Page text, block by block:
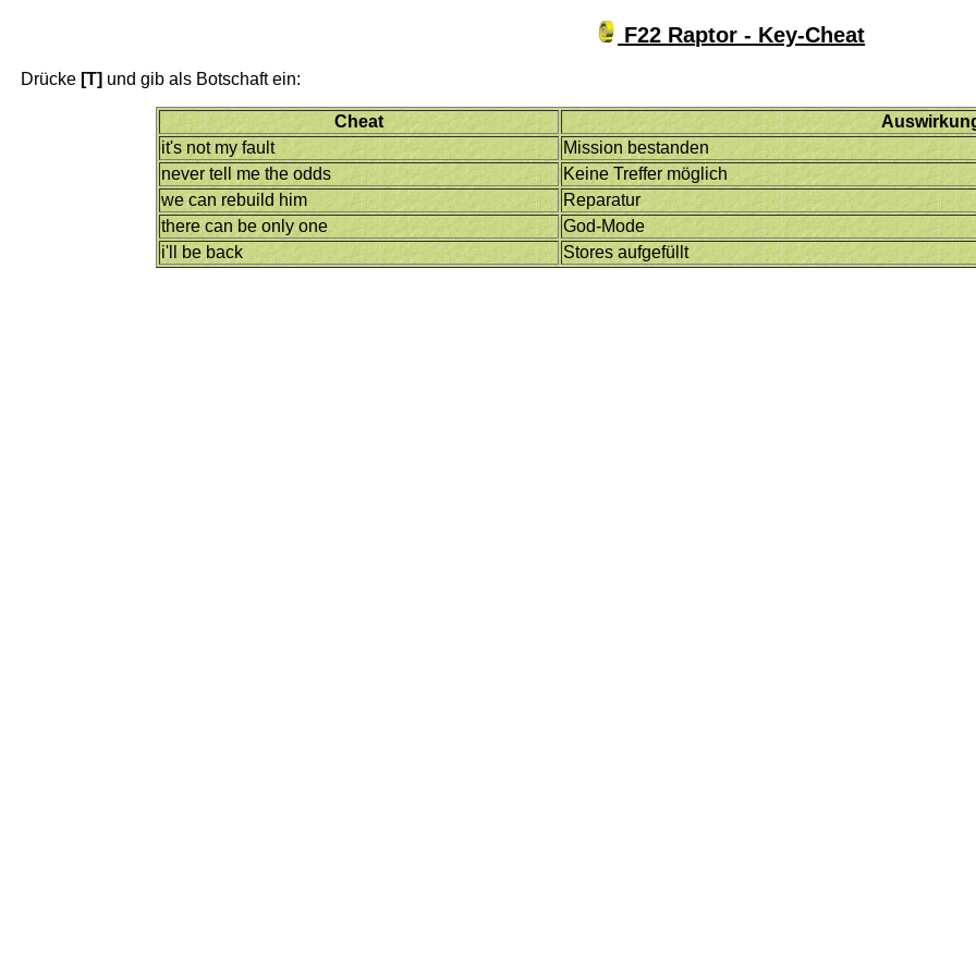
F22 Raptor - Key-Cheat
Drücke [T] und gib als Botschaft ein:
Cheat
it's not my fault
Mission bestanden
never tell me the odds
Keine Treffer möglich
we can rebuild him
Reparatur
there can be only one
God-Mode
i'll be back
Stores aufgefüllt